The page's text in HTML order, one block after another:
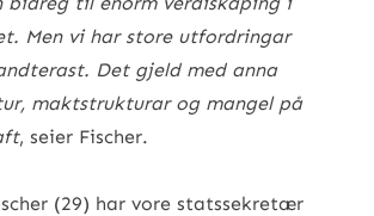
Men vi har store utfordringar
Det gjeld med anna
maktstrukturar og mangel på
, seier Fischer.
(29) har vore statssekretær